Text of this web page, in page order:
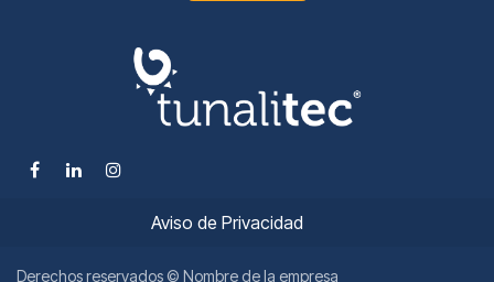
Aviso de Privacidad
Derechos reservados © Nombre de la empresa